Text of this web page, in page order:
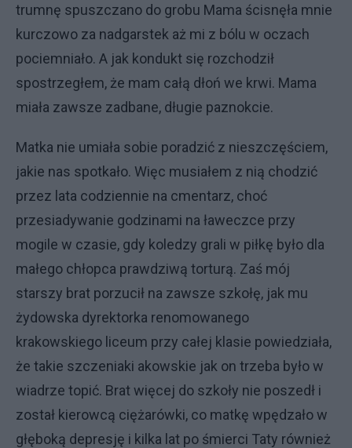
trumnę spuszczano do grobu Mama ścisnęła mnie
kurczowo za nadgarstek aż mi z bólu w oczach
pociemniało. A jak kondukt się rozchodził
spostrzegłem, że mam całą dłoń we krwi. Mama
miała zawsze zadbane, długie paznokcie.
Matka nie umiała sobie poradzić z nieszczęściem,
jakie nas spotkało. Więc musiałem z nią chodzić
przez lata codziennie na cmentarz, choć
przesiadywanie godzinami na ławeczce przy
mogile w czasie, gdy koledzy grali w piłkę było dla
małego chłopca prawdziwą torturą. Zaś mój
starszy brat porzucił na zawsze szkołę, jak mu
żydowska dyrektorka renomowanego
krakowskiego liceum przy całej klasie powiedziała,
że takie szczeniaki akowskie jak on trzeba było w
wiadrze topić. Brat więcej do szkoły nie poszedł i
został kierowcą ciężarówki, co matkę wpędzało w
głęboką depresję i kilka lat po śmierci Taty również